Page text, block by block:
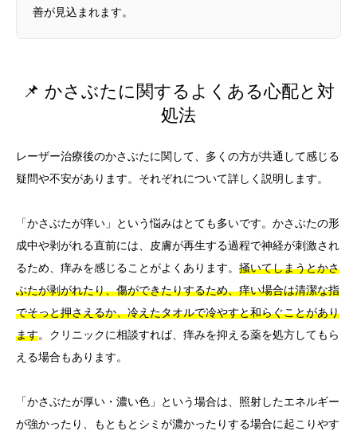
善が見込まれます。
📌 かさぶたに関するよくある心配と対
処法
レーザー治療後のかさぶたに関して、多くの方が共通して感じる
疑問や不安があります。それぞれについて詳しく説明します。
「かさぶたが痒い」という悩みはとても多いです。かさぶたの形
成中や剥がれる直前には、皮膚が再生する過程で神経が刺激され
るため、痒みを感じることがよくあります。 掻いてしまうとかさ
ぶたが剥がれたり、傷ができたりするため、痒い場合は清潔な指
でそっと押さえるか、冷えたタオルで冷やすと和らぐことがあり
ます。クリニックに相談すれば、痒みを抑える薬を処方してもら
える場合もあります。
「かさぶたが厚い・濃い色」という場合は、照射したエネルギー
が強かったり、もともとシミが濃かったりする場合に起こりやす